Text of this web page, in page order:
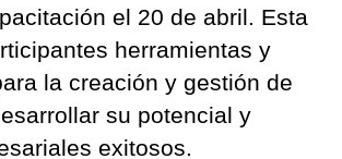
el 20 de abril. Esta
herramientas y
la creación y gestión de
su potencial y
exitosos.